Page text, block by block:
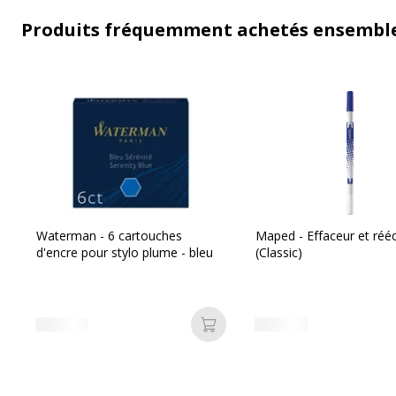
Produits fréquemment achetés
Waterman - 6 cartouches
d'encre pour stylo plume - bleu
Ajouter au panier
Maped - Effaceur et
(Classic)